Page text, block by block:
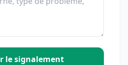
le signalement